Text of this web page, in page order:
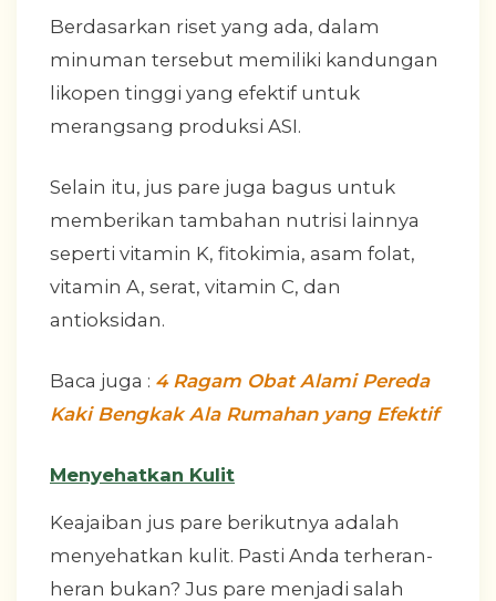
Berdasarkan riset yang ada, dalam
minuman tersebut memiliki kandungan
likopen tinggi yang efektif untuk
merangsang produksi ASI.
Selain itu, jus pare juga bagus untuk
memberikan tambahan nutrisi lainnya
seperti vitamin K, fitokimia, asam folat,
vitamin A, serat, vitamin C, dan
antioksidan.
Baca juga : 4 Ragam Obat Alami Pereda
Kaki Bengkak Ala Rumahan yang Efektif
Menyehatkan Kulit
Keajaiban jus pare berikutnya adalah
menyehatkan kulit. Pasti Anda terheran-
heran bukan? Jus pare menjadi salah